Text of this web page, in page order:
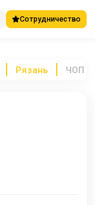
Сотрудничество
Рязань ЧОП